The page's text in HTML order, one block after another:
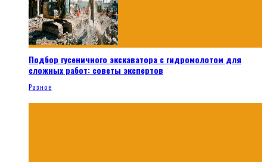
Подбор гусеничного экскаватора с гидромолотом для
сложных работ: советы экспертов
Разное